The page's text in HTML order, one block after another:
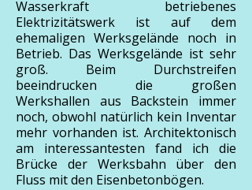
Wasserkraft betriebenes
Elektrizitätswerk ist auf dem
ehemaligen Werksgelände noch in
Betrieb. Das Werksgelände ist sehr
groß. Beim Durchstreifen
beeindrucken die großen
Werkshallen aus Backstein immer
noch, obwohl natürlich kein Inventar
mehr vorhanden ist. Architektonisch
am interessantesten fand ich die
Brücke der Werksbahn über den
Fluss mit den Eisenbetonbögen.